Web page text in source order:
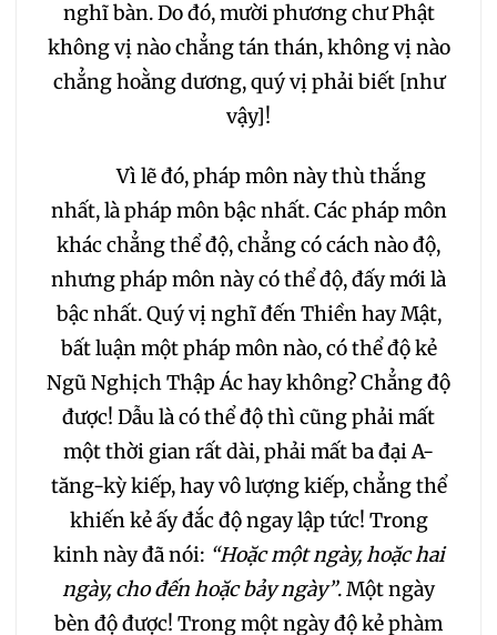
254 255 256
261 262
263 264 265
266 267 268
269 270 271
272 273 274
275 276 277
278 279 280
nghĩ bàn. Do đó, mười phương chư Phật
không vị nào chẳng tán thán, không vị nào
chẳng hoằng dương, quý vị phải biết [như
vậy]!
Vì lẽ đó, pháp môn này thù thắng
nhất, là pháp môn bậc nhất. Các pháp môn
khác chẳng thể độ, chẳng có cách nào độ,
nhưng pháp môn này có thể độ, đấy mới là
bậc nhất. Quý vị nghĩ đến Thiền hay Mật,
bất luận một pháp môn nào, có thể độ kẻ
Ngũ Nghịch Thập Ác hay không? Chẳng độ
được! Dẫu là có thể độ thì cũng phải mất
một thời gian rất dài, phải mất ba đại A-
tăng-kỳ kiếp, hay vô lượng kiếp, chẳng thể
khiến kẻ ấy đắc độ ngay lập tức! Trong
kinh này đã nói: “Hoặc một ngày, hoặc hai
ngày, cho đến hoặc bảy ngày”. Một ngày
bèn độ được! Trong một ngày độ kẻ phàm